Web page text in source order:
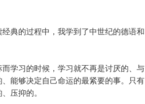
典的过程中，我学到了中世纪的德语和
学习的时候，学习就不再是讨厌的、与
能够决定自己命运的最紧要的事。只有
压抑的。